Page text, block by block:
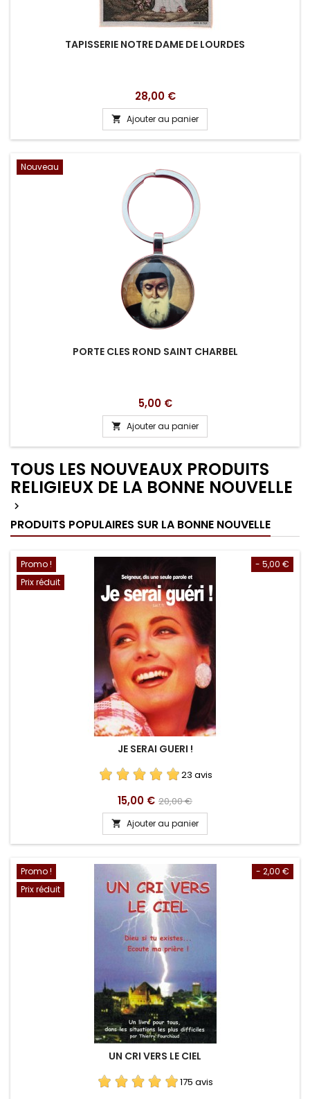
TAPISSERIE NOTRE DAME DE LOURDES
Prix
28,00 €
 Ajouter au panier
Nouveau
PORTE CLES ROND SAINT CHARBEL
Prix
5,00 €
 Ajouter au panier
TOUS LES NOUVEAUX PRODUITS
RELIGIEUX DE LA BONNE NOUVELLE

PRODUITS POPULAIRES SUR LA BONNE NOUVELLE
- 5,00 €
Promo !
Prix réduit
JE SERAI GUERI !
23 avis
Prix
15,00 € Prix
de
base
20,00 €
 Ajouter au panier
- 2,00 €
Promo !
Prix réduit
UN CRI VERS LE CIEL
175 avis